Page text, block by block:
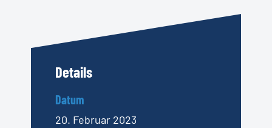
Details
Datum
20. Februar 2023